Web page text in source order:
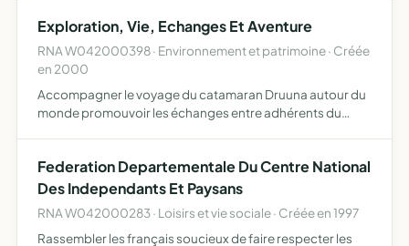
Exploration, Vie, Echanges Et Aventure
RNA W042000398 · Environnement et patrimoine · Créée
en 2000
Accompagner le voyage du catamaran Druuna autour du
monde promouvoir les échanges entre adhérents du
économie …
Federation Departementale Du Centre National
Des Independants Et Paysans
RNA W042000283 · Loisirs et vie sociale · Créée en 1997
Rassembler les français soucieux de faire respecter les